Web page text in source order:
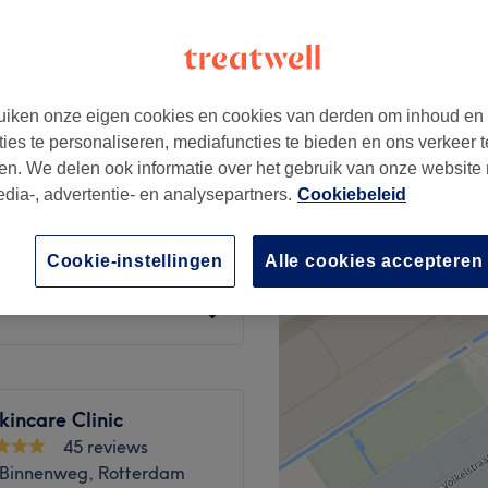
€47
€70
€60
Clinic
45 reviews
Rotterdam
onze eigen cookies en cookies van derden om inhoud en
te personaliseren, mediafuncties te bieden en ons verkeer
We delen ook informatie over het gebruik van onze website
, advertentie- en analysepartners. Cookiebeleid
Alle cookies accepteren
Cookie-instellingen